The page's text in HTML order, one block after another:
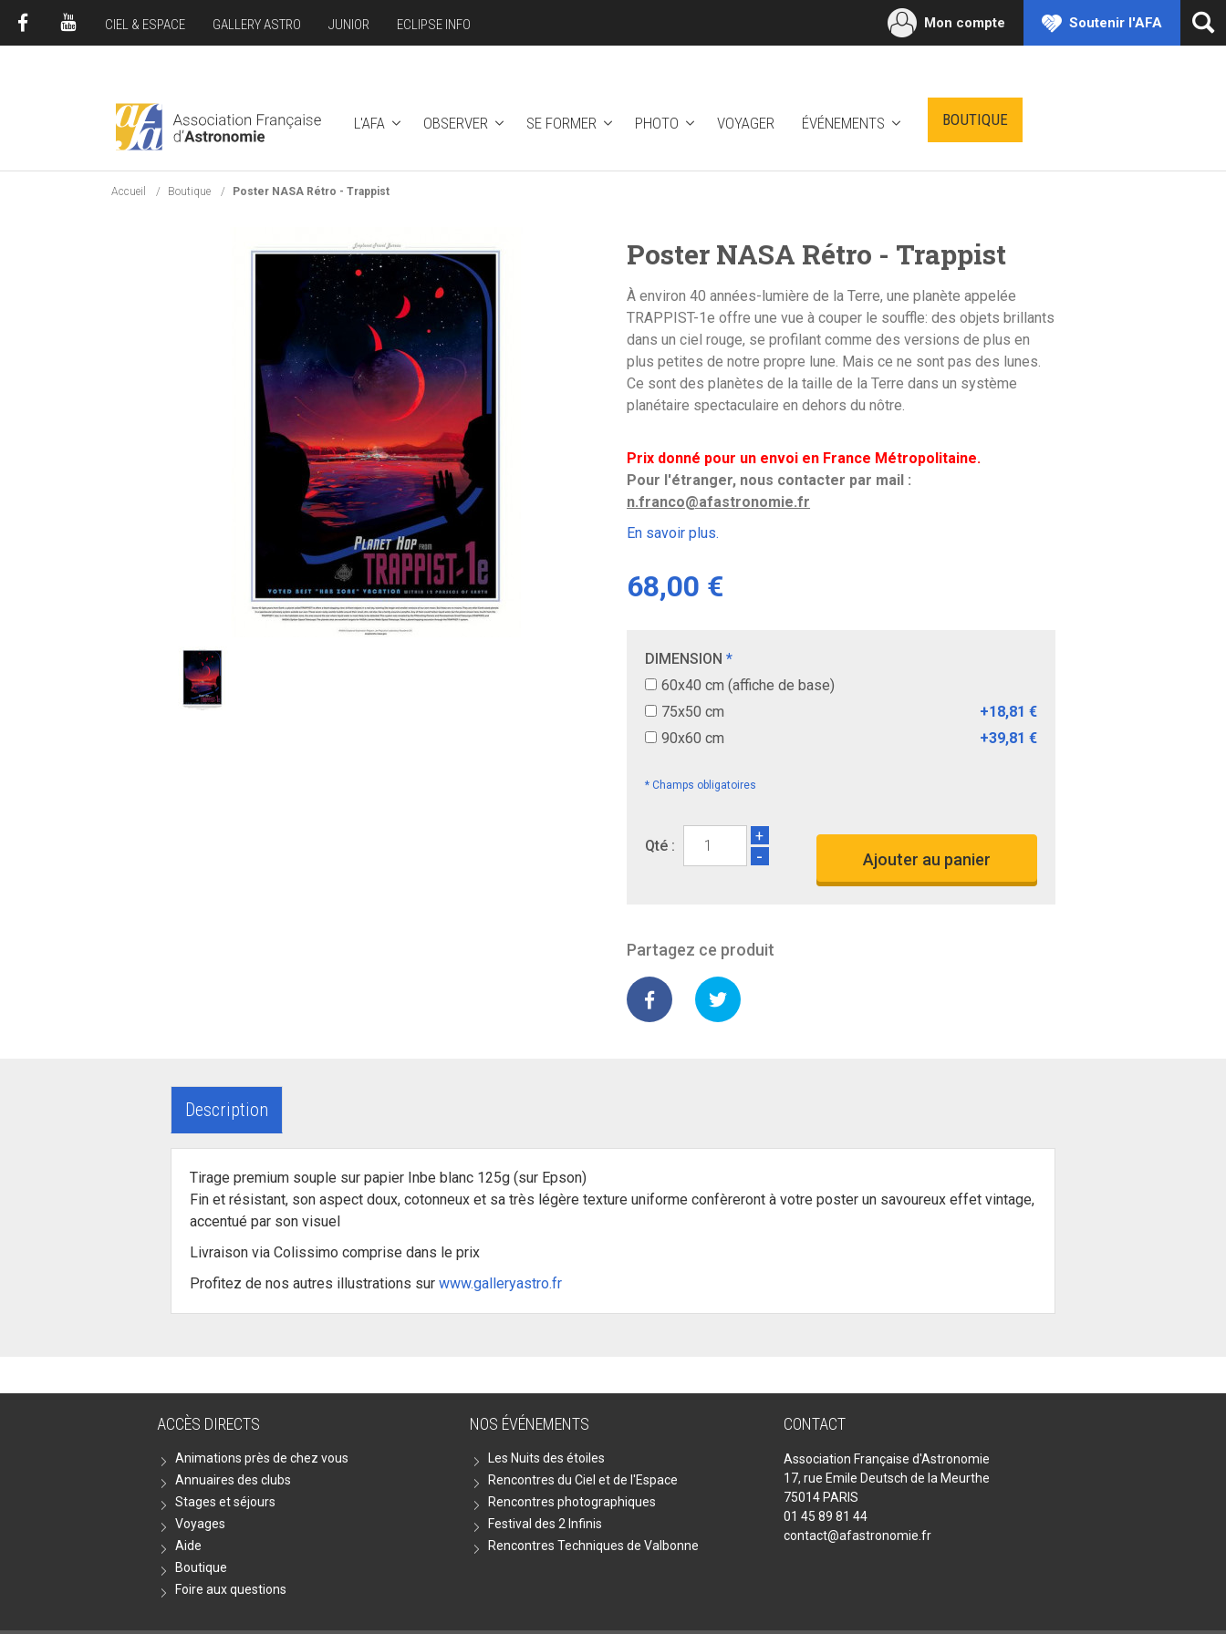
L'AFA OBSERVER SE FORMER PHOTO VOYAGER ÉVÉNEMENTS BOUTIQUE
CIEL & ESPACE GALLERY ASTRO JUNIOR ECLIPSE INFO Mon compte Soutenir l'AFA
Accueil Boutique Poster NASA Rétro - Trappist
Poster NASA Rétro - Trappist
À environ 40 années-lumière de la Terre, une planète appelée
TRAPPIST-1e offre une vue à couper le souffle: des objets brillants
dans un ciel rouge, se profilant comme des versions de plus en
plus petites de notre propre lune. Mais ce ne sont pas des lunes.
Ce sont des planètes de la taille de la Terre dans un système
planétaire spectaculaire en dehors du nôtre.
Prix donné pour un envoi en France Métropolitaine.
Pour l'étranger, nous contacter par mail :
n.franco@afastronomie.fr
En savoir plus.
68,00 €
DIMENSION*
60x40 cm (affiche de base)
75x50 cm
+18,81 €
90x60 cm
+39,81 €
* Champs obligatoires
Qté :
+
- Ajouter au panier
Partagez ce produit
Description
Tirage premium souple sur papier Inbe blanc 125g (sur Epson)
Fin et résistant, son aspect doux, cotonneux et sa très légère texture uniforme confèreront à votre poster un savoureux effet vintage,
accentué par son visuel
Livraison via Colissimo comprise dans le prix
Profitez de nos autres illustrations sur www.galleryastro.fr
ACCÈS DIRECTS
Animations près de chez vous
Annuaires des clubs
Stages et séjours
Voyages
Aide
Boutique
Foire aux questions
NOS ÉVÉNEMENTS
Les Nuits des étoiles
Rencontres du Ciel et de l'Espace
Rencontres photographiques
Festival des 2 Infinis
Rencontres Techniques de Valbonne
CONTACT
Association Française d'Astronomie
17, rue Emile Deutsch de la Meurthe
75014 PARIS
01 45 89 81 44
contact@afastronomie.fr